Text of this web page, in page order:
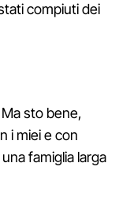
compiuti dei
sto bene,
i miei e con
famiglia larga